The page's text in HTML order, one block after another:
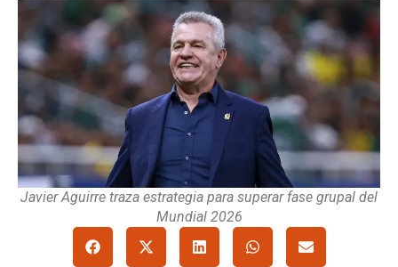
Javier Aguirre traza estrategia para superar fase grupal del
Mundial 2026